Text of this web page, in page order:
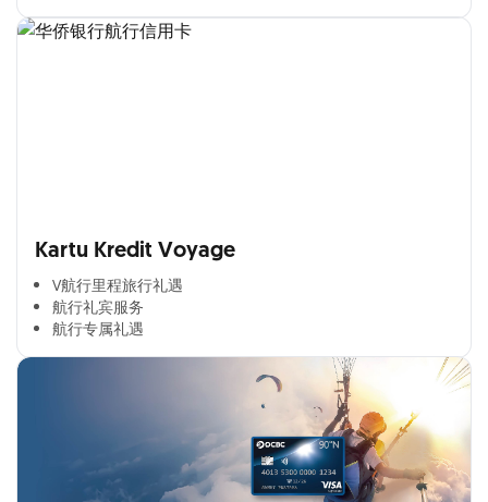
Kartu Kredit Voyage
V航行里程旅行礼遇
航行礼宾服务
航行专属礼遇